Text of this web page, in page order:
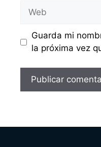
Web
Guarda mi
la próxima vez